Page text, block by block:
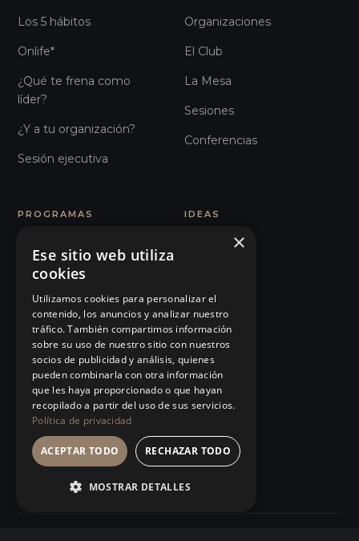
Los 5 hábitos
Onlife*
¿Qué te frena como
líder?
¿Y a tu organización?
Sesión ejecutiva
Organizaciones
El Club
La Mesa
Sesiones
Conferencias
PROGRAMAS
MBA INUSUAL
Humanos con Recursos
Comunicación e
Influencia
101 Errores de liderazgo
Organizaciones Sanitarias
Management Humanista
Ver todos…
IDEAS
Observatorio
Manifiesto
Eventos
×
Ese sitio web utiliza
cookies
Utilizamos cookies para personalizar el
contenido, los anuncios y analizar nuestro
tráfico. También compartimos información
sobre su uso de nuestro sitio con nuestros
socios de publicidad y análisis, quienes
pueden combinarla con otra información
que les haya proporcionado o que hayan
recopilado a partir del uso de sus servicios.
Política de privacidad
ACEPTAR TODO RECHAZAR TODO
MOSTRAR DETALLES